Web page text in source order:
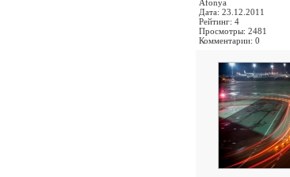
Afonya
Дата: 23.12.2011
Рейтинг: 4
Просмотры: 2481
Комментарии: 0